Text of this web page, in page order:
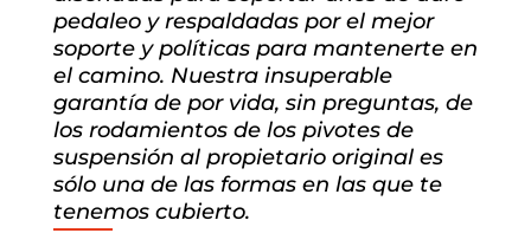
pedaleo y respaldadas por el mejor
soporte y políticas para mantenerte en
el camino. Nuestra insuperable
garantía de por vida, sin preguntas, de
los rodamientos de los pivotes de
suspensión al propietario original es
sólo una de las formas en las que te
tenemos cubierto.